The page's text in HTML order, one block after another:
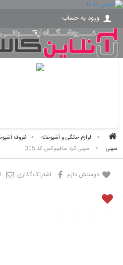
ورود به حساب
> لوازم خانگی و آشپزخانه > ظروف
سینی
> سینی گرد سافینوکس کد 305
دوستش دارم اشتراک گذاری